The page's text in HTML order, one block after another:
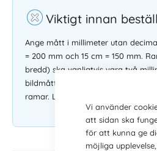
Vi använder
att sidan ska
för att kunna ge
möjliga
Viktigt innan
Ange mått i millimeter utan
= 200 mm och 15 cm = 150 mm.
bredd) ska vanligtvis vara två
bildmåttet. Byte eller ångerrätt
ramar. Läs gärna mer i våra